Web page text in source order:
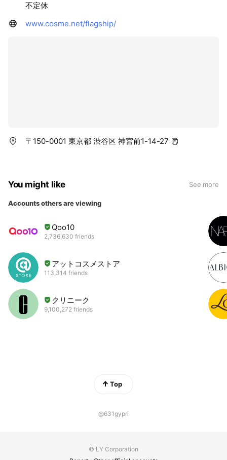
不定休
www.cosme.net/flagship/
〒150-0001 東京都 渋谷区 神宮前1-14-27
You might like See more
Accounts others are viewing
Qoo10
2,736,630 friends
アットコスメストア
113,314 friends
クリニーク
9,100,272 friends
Top
@631gypri
© LY Corporation